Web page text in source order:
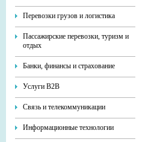
Перевозки грузов и логистика
Пассажирские перевозки, туризм и
отдых
Банки, финансы и страхование
Услуги В2В
Связь и телекоммуникации
Информационные технологии